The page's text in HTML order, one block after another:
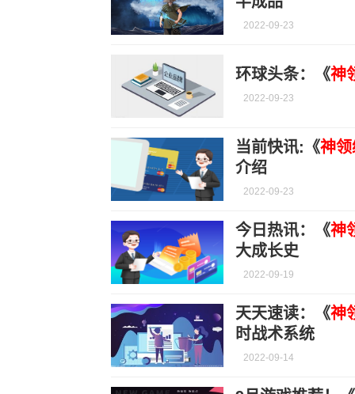
2022-09-23
环球头条：《神
2022-09-23
当前快讯:《神
介绍
2022-09-23
今日热讯：《神
大成长史
2022-09-19
天天速读：《神
时战术系统
2022-09-14